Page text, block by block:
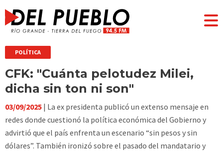
POLÍTICA
CFK: "Cuánta pelotudez Milei,
dicha sin ton ni son"
03/09/2025 | La ex presidenta publicó un extenso mensaje en
redes donde cuestionó la política económica del Gobierno y
advirtió que el país enfrenta un escenario “sin pesos y sin
dólares”. También ironizó sobre el pasado del mandatario y